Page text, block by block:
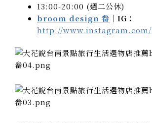
13:00-20:00 (週二公休)
broom design 畚 ｜IG：
http://